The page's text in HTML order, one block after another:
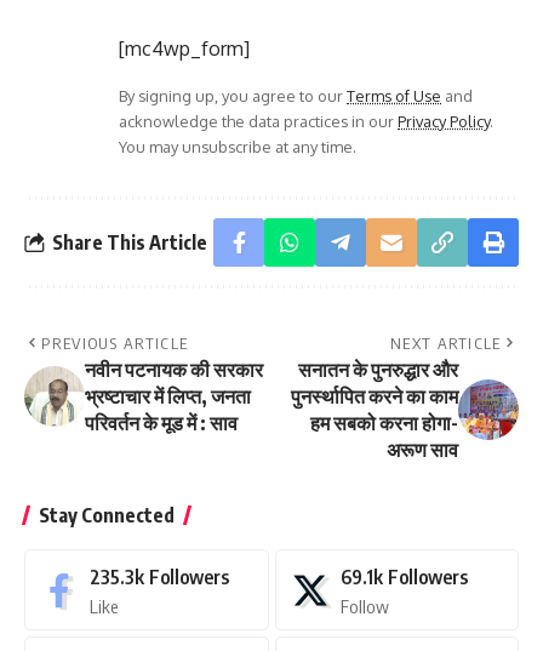
[mc4wp_form]
By signing up, you agree to ourTerms of Use and
acknowledge the data practices in ourPrivacy Policy.
You may unsubscribe at any time.
Share This Article
PREVIOUS ARTICLE
नवीन पटनायक की सरकार
भ्रष्टाचार में लिप्त, जनता
परिवर्तन के मूड में : साव
NEXT ARTICLE
सनातन के पुनरुद्धार और
पुनर्स्थापित करने का काम
हम सबको करना होगा-
अरूण साव
Stay Connected
235.3k Followers
Like
69.1k Followers
Follow